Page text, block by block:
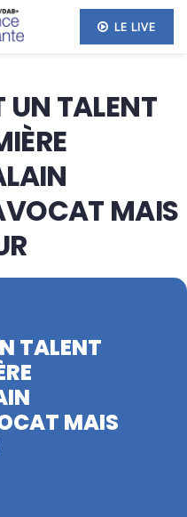
LE LIVE
UN TALENT
MAIS
TALENT
MAIS